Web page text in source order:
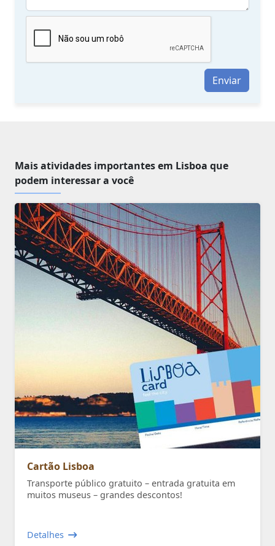
Enviar
Mais atividades importantes em Lisboa que
podem interessar a você
Cartão Lisboa
Transporte público gratuito – entrada gratuita em
muitos museus – grandes descontos!
Detalhes